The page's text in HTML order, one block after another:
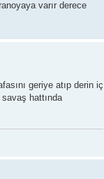
varır derece
geriye atıp derin iç
hattında